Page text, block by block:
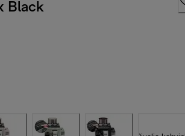
Black